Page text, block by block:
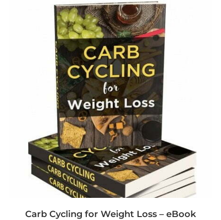
Carb Cycling for Weight Loss – eBook